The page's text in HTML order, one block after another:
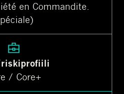
en Commandite.
/ Core+